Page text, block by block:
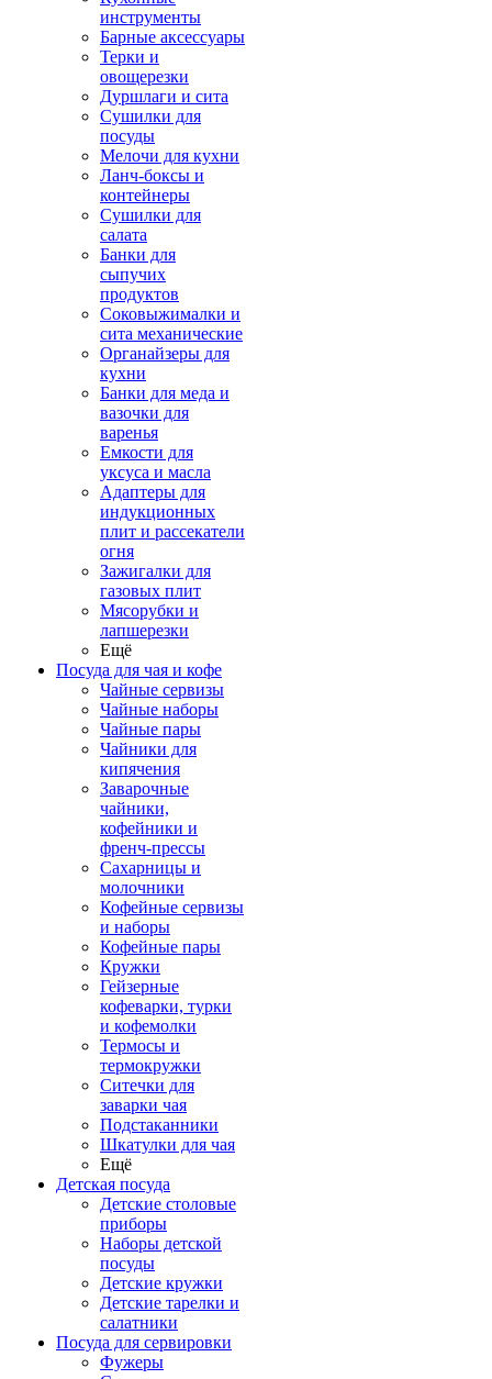
инструменты
Барные аксессуары
Терки и
овощерезки
Дуршлаги и сита
Сушилки для
посуды
Мелочи для кухни
Ланч-боксы и
контейнеры
Сушилки для
салата
Банки для
сыпучих
продуктов
Соковыжималки и
сита механические
Органайзеры для
кухни
Банки для меда и
вазочки для
варенья
Емкости для
уксуса и масла
Адаптеры для
индукционных
плит и рассекатели
огня
Зажигалки для
газовых плит
Мясорубки и
лапшерезки
Ещё
Посуда для чая и кофе
Чайные сервизы
Чайные наборы
Чайные пары
Чайники для
кипячения
Заварочные
чайники,
кофейники и
френч-прессы
Сахарницы и
молочники
Кофейные сервизы
и наборы
Кофейные пары
Кружки
Гейзерные
кофеварки, турки
и кофемолки
Термосы и
термокружки
Ситечки для
заварки чая
Подстаканники
Шкатулки для чая
Ещё
Детская посуда
Детские столовые
приборы
Наборы детской
посуды
Детские кружки
Детские тарелки и
салатники
Посуда для сервировки
Фужеры